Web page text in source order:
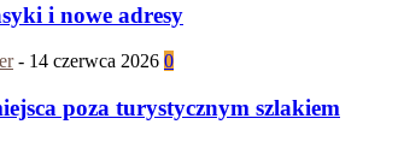
i nowe adresy
- 14 czerwca 2026 0
poza turystycznym szlakiem